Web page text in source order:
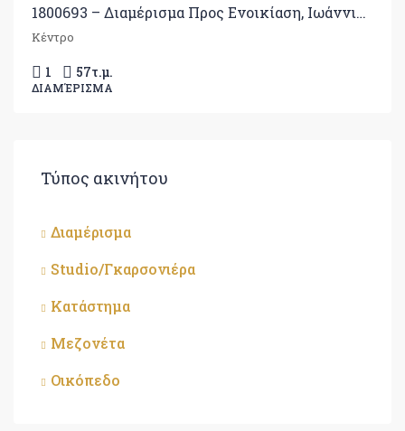
1800693 – Διαμέρισμα Προς Ενοικίαση, Ιωάννινα, 57 τ.μ., €350
Κέντρο
1 57τ.μ.
ΔΙΑΜΈΡΙΣΜΑ
Τύπος ακινήτου
Διαμέρισμα
Studio/Γκαρσονιέρα
Κατάστημα
Μεζονέτα
Οικόπεδο